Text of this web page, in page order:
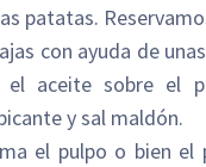
patatas.
con ayuda de
aceite sobre el
y sal maldón.
el pulpo o bien